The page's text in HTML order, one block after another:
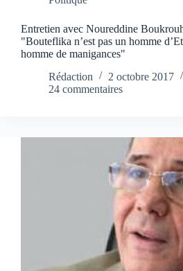
Entretien avec Noureddine
"Bouteflika n’est pas un homme
homme de manigances"
Rédaction
2 octobre 2017
24 commentaires